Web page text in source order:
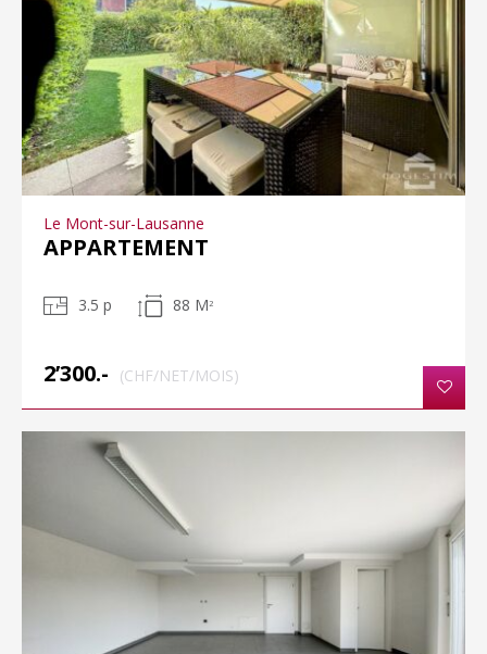
Le Mont-sur-Lausanne
APPARTEMENT
3.5 p 88 M 2
2’300.- (CHF/NET/MOIS)